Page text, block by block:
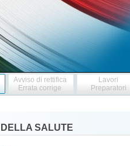
Avviso di rettifica
Errata corrige
Lavori
Preparatori
DELLA SALUTE